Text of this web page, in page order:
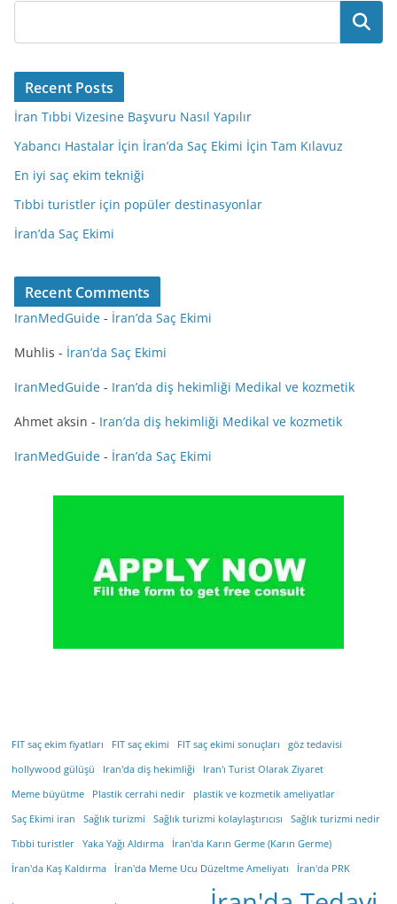
Ara
Recent Posts
İran Tıbbi Vizesine Başvuru Nasıl Yapılır
Yabancı Hastalar İçin İran’da Saç Ekimi İçin Tam Kılavuz
En iyi saç ekim tekniği
Tıbbi turistler için popüler destinasyonlar
İran’da Saç Ekimi
Recent Comments
IranMedGuide - İran’da Saç Ekimi
Muhlis - İran’da Saç Ekimi
IranMedGuide - Iran’da diş hekimliği Medikal ve kozmetik
Ahmet aksin - Iran’da diş hekimliği Medikal ve kozmetik
IranMedGuide - İran’da Saç Ekimi
FIT saç ekim fiyatları FIT saç ekimi FIT saç ekimi sonuçları
göz tedavisi
hollywood gülüşü
Iran'da diş hekimliği
Iran'ı Turist Olarak Ziyaret
Meme büyütme
Plastik cerrahi nedir
plastik ve kozmetik ameliyatlar
Saç Ekimi iran
Sağlık turizmi Sağlık turizmi kolaylaştırıcısı
Sağlık turizmi nedir
Tıbbi turistler
Yaka Yağı Aldırma
İran'da Karın Germe (Karın Germe)
İran'da Kaş Kaldırma
İran'da Meme Ucu Düzeltme Ameliyatı İran'da PRK